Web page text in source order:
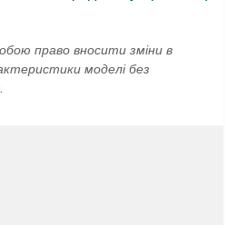
право вносити зміни в
моделі без